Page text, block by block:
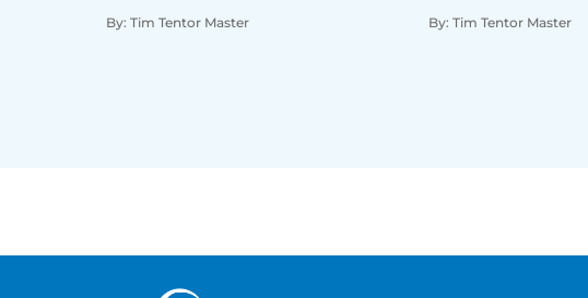
By: Tim Tentor Master By: Tim Tentor Master